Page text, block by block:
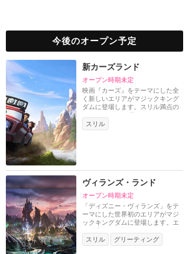
今後のオープン予定
新カーズランド
オープン時期未定
映画『カーズ』をテーマにした全
く新しいエリアがマジックキング
ダムに登場します。スリル満点の
ラリー レースを体...
スリル
ヴィランズ・ランド
オープン時期未定
「ディズニー・ヴィランズ」をテ
ーマにした世界初のエリアがマジ
ックキングダムに登場します。エ
リア内には、2 つ...
スリル
グリーティング